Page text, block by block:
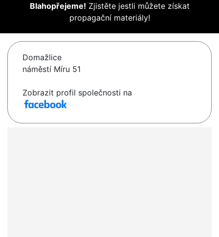
Blahopřejeme! Zjistěte jestli můžete získat
propagační materiály!
Domažlice
náměstí Míru 51
Zobrazit profil společnosti na